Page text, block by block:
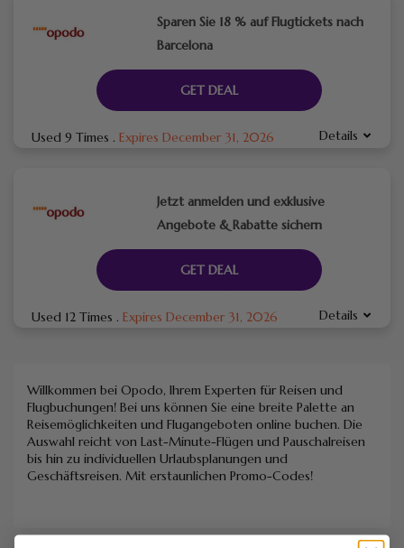
Sparen Sie 18 % auf Flugtickets nach
Barcelona
GET DEAL
Used 9 Times . Expires December 31, 2026 Details
Jetzt anmelden und exklusive
Angebote & Rabatte sichern
GET DEAL
Used 12 Times . Expires December 31, 2026 Details
Willkommen bei Opodo, Ihrem Experten für Reisen und
Flugbuchungen! Bei uns können Sie eine breite Palette an
Reisemöglichkeiten und Flugangeboten online buchen. Die
Auswahl reicht von Last-Minute-Flügen und Pauschalreisen
bis hin zu individuellen Urlaubsplanungen und
Geschäftsreisen. Mit erstaunlichen Promo-Codes!